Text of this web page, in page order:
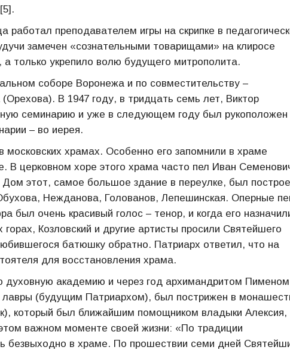
преподавателем игры на скрипке в
замечен «сознательными товарищами» на клиросе
только укрепило волю будущего митрополита.
соборе Воронежа и по совместительству –
В 1947 году, в тридцать семь лет, Виктор
семинарию и уже в следующем году был рукоположен
– во иерея.
храмах. Особенно его запомнили в храме
В церковном хоре этого храма часто пел Иван
этот, самое большое здание в переулке, был
Нежданова, Голованов, Лепешинская. Оперные
был очень красивый голос – тенор, и когда его
Козловский и другие артисты просили Святейшего
батюшку обратно. Патриарх ответил, что на
для восстановления храма.
духовную академию и через год архимандритом Пименом
(будущим Патриархом), был пострижен в
который был ближайшим помощником владыки Алексия,
важном моменте своей жизни: «По традиции
безвыходно в храме. По прошествии семи дней